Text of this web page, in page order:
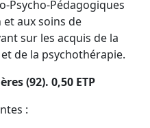
Psycho-Pédagogiques
aux soins de
sur les acquis de la
de la psychothérapie.
(92). 0,50 ETP
: